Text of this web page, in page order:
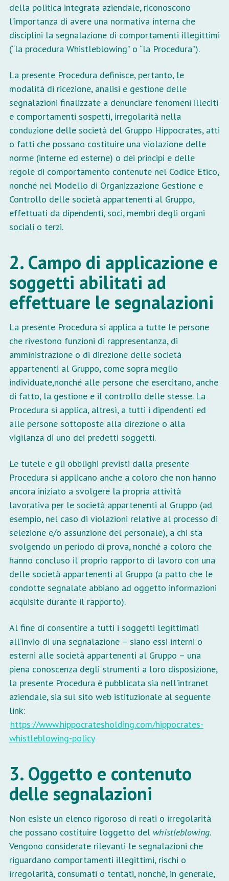
della politica integrata aziendale, riconoscono
l’importanza di avere una normativa interna che
disciplini la segnalazione di comportamenti illegittimi
(“la procedura Whistleblowing” o “la Procedura”).
La presente Procedura definisce, pertanto, le
modalità di ricezione, analisi e gestione delle
segnalazioni finalizzate a denunciare fenomeni illeciti
e comportamenti sospetti, irregolarità nella
conduzione delle società del Gruppo Hippocrates, atti
o fatti che possano costituire una violazione delle
norme (interne ed esterne) o dei principi e delle
regole di comportamento contenute nel Codice Etico,
nonché nel Modello di Organizzazione Gestione e
Controllo delle società appartenenti al Gruppo,
effettuati da dipendenti, soci, membri degli organi
sociali o terzi.
2. Campo di applicazione e
soggetti abilitati ad
effettuare le segnalazioni
La presente Procedura si applica a tutte le persone
che rivestono funzioni di rappresentanza, di
amministrazione o di direzione delle società
appartenenti al Gruppo, come sopra meglio
individuate,nonché alle persone che esercitano, anche
di fatto, la gestione e il controllo delle stesse. La
Procedura si applica, altresì, a tutti i dipendenti ed
alle persone sottoposte alla direzione o alla
vigilanza di uno dei predetti soggetti.
Le tutele e gli obblighi previsti dalla presente
Procedura si applicano anche a coloro che non hanno
ancora iniziato a svolgere la propria attività
lavorativa per le società appartenenti al Gruppo (ad
esempio, nel caso di violazioni relative al processo di
selezione e/o assunzione del personale), a chi sta
svolgendo un periodo di prova, nonché a coloro che
hanno concluso il proprio rapporto di lavoro con una
delle società appartenenti al Gruppo (a patto che le
condotte segnalate abbiano ad oggetto informazioni
acquisite durante il rapporto).
Al fine di consentire a tutti i soggetti legittimati
all’invio di una segnalazione – siano essi interni o
esterni alle società appartenenti al Gruppo – una
piena conoscenza degli strumenti a loro disposizione,
la presente Procedura è pubblicata sia nell’intranet
aziendale, sia sul sito web istituzionale al seguente
link:
https://www.hippocratesholding.com/hippocrates-
whistleblowing-policy
3. Oggetto e contenuto
delle segnalazioni
Non esiste un elenco rigoroso di reati o irregolarità
che possano costituire l’oggetto del whistleblowing.
Vengono considerate rilevanti le segnalazioni che
riguardano comportamenti illegittimi, rischi o
irregolarità, consumati o tentati, nonché, in generale,